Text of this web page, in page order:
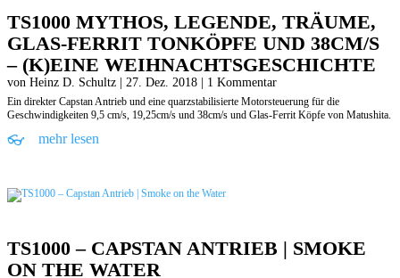
TS1000 MYTHOS, LEGENDE, TRÄUME,
GLAS-FERRIT TONKÖPFE UND 38CM/S
– (K)EINE WEIHNACHTSGESCHICHTE
von Heinz D. Schultz 27. Dez. 2018 | 1 Kommentar
Ein direkter Capstan Antrieb und eine quarzstabilisierte Motorsteuerung für die
Geschwindigkeiten 9,5 cm/s, 19,25cm/s und 38cm/s und Glas-Ferrit Köpfe von Matushita.
mehr lesen
TS1000 – CAPSTAN ANTRIEB | SMOKE
ON THE WATER